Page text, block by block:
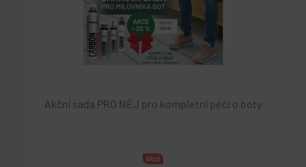
Akční sada PRO NĚJ pro kompletní péči o boty
Akce